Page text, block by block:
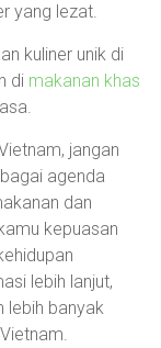
yang lezat.
kuliner unik di
di makanan khas
jangan
agenda
dan
kepuasan
lebih lanjut,
lebih banyak